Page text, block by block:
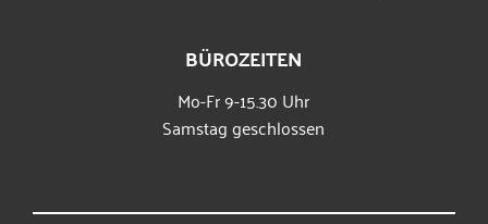
BÜROZEITEN
Mo-Fr 9-15.30 Uhr
Samstag geschlossen